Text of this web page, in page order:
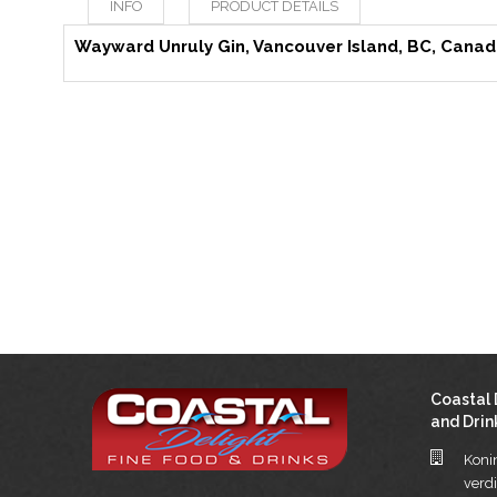
INFO PRODUCT DETAILS
Wayward Unruly Gin, Vancouver Island, BC,
Coastal
and